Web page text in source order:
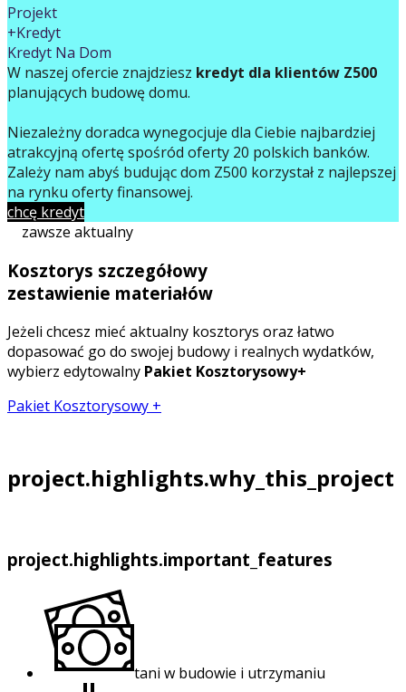
Projekt
+Kredyt
Kredyt Na Dom
W naszej ofercie znajdziesz kredyt dla klientów Z500
planujących budowę domu.
Niezależny doradca wynegocjuje dla Ciebie najbardziej
atrakcyjną ofertę spośród oferty 20 polskich banków.
Zależy nam abyś budując dom Z500 korzystał z najlepszej
na rynku oferty finansowej.
chcę kredyt
zawsze aktualny
Kosztorys szczegółowy
zestawienie materiałów
Jeżeli chcesz mieć aktualny kosztorys oraz łatwo
dopasować go do swojej budowy i realnych wydatków,
wybierz edytowalny Pakiet Kosztorysowy+
Pakiet Kosztorysowy +
project.highlights.why_this_project
project.highlights.important_features
tani w budowie i utrzymaniu